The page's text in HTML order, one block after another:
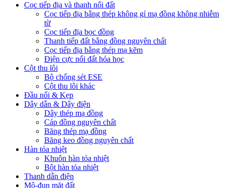
Cọc tiếp địa và thanh nối đất
Cọc tiếp địa bằng thép không gỉ mạ đồng không nhiễm
từ
Cọc tiếp địa bọc đồng
Thanh tiếp đất bằng đồng nguyên chất
Cọc tiếp địa bằng thép mạ kẽm
Điện cực nối đất hóa học
Cột thu lôi
Bộ chống sét ESE
Cột thu lôi khác
Đầu nối & Kẹp
Dây dẫn & Dây điện
Dây thép mạ đồng
Cáp đồng nguyên chất
Băng thép mạ đồng
Băng keo đồng nguyên chất
Hàn tỏa nhiệt
Khuôn hàn tỏa nhiệt
Bột hàn tỏa nhiệt
Thanh dẫn điện
Mô-đun mặt đất